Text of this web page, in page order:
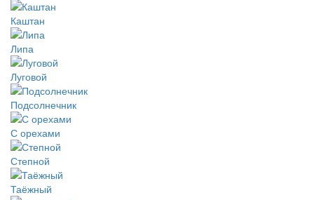
Каштан
Липа
Луговой
Подсолнечник
С орехами
Степной
Таёжный